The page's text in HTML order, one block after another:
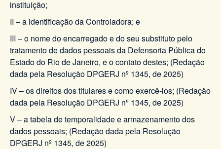
instituição;
II – a identificação da Controladora; e
III – o nome do encarregado e do seu substituto pelo
tratamento de dados pessoais da Defensoria Pública do
Estado do Rio de Janeiro, e o contato destes; (Redação
dada pela Resolução DPGERJ nº 1345, de 2025)
IV – os direitos dos titulares e como exercê-los; (Redação
dada pela Resolução DPGERJ nº 1345, de 2025)
V – a tabela de temporalidade e armazenamento dos
dados pessoais; (Redação dada pela Resolução
DPGERJ nº 1345, de 2025)